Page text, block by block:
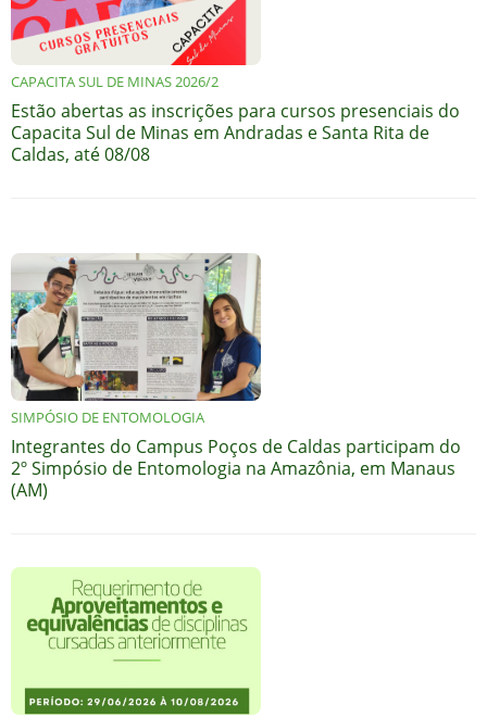
CAPACITA SUL DE MINAS 2026/2
Estão abertas as inscrições para cursos presenciais do
Capacita Sul de Minas em Andradas e Santa Rita de
Caldas, até 08/08
SIMPÓSIO DE ENTOMOLOGIA
Integrantes do Campus Poços de Caldas participam do
2º Simpósio de Entomologia na Amazônia, em Manaus
(AM)